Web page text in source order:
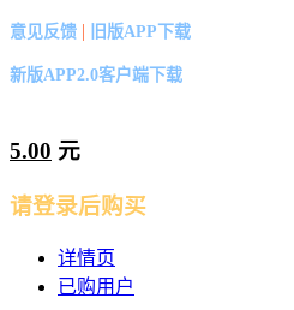
意见反馈 | 旧版APP下载
新版APP2.0客户端下载
5.00 元
请登录后购买
详情页
已购用户